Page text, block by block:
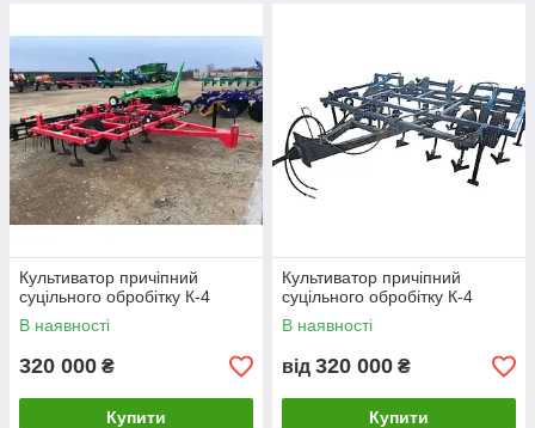
Культиватор причіпний
суцільного обробітку К-4
В наявності
320 000 ₴
Купити
Культиватор причіпний
суцільного обробітку К-4
В наявності
від 320 000 ₴
Купити